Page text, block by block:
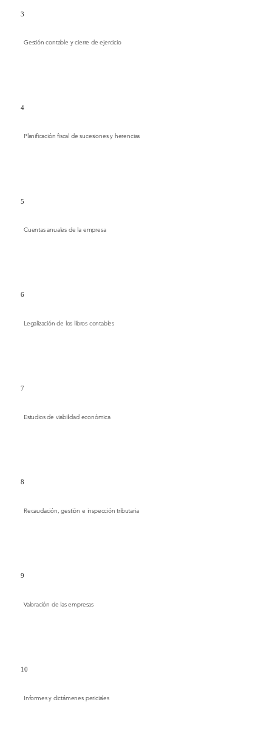
Gestión contable y cierre de ejercicio
3
Planificación fiscal de sucesiones y herencias
4
Cuentas anuales de la empresa
5
Legalización de los libros contables
6
Estudios de viabilidad económica
7
Recaudación, gestión e inspección tributaria
8
Valoración de las empresas
9
Informes y dictámenes periciales
10